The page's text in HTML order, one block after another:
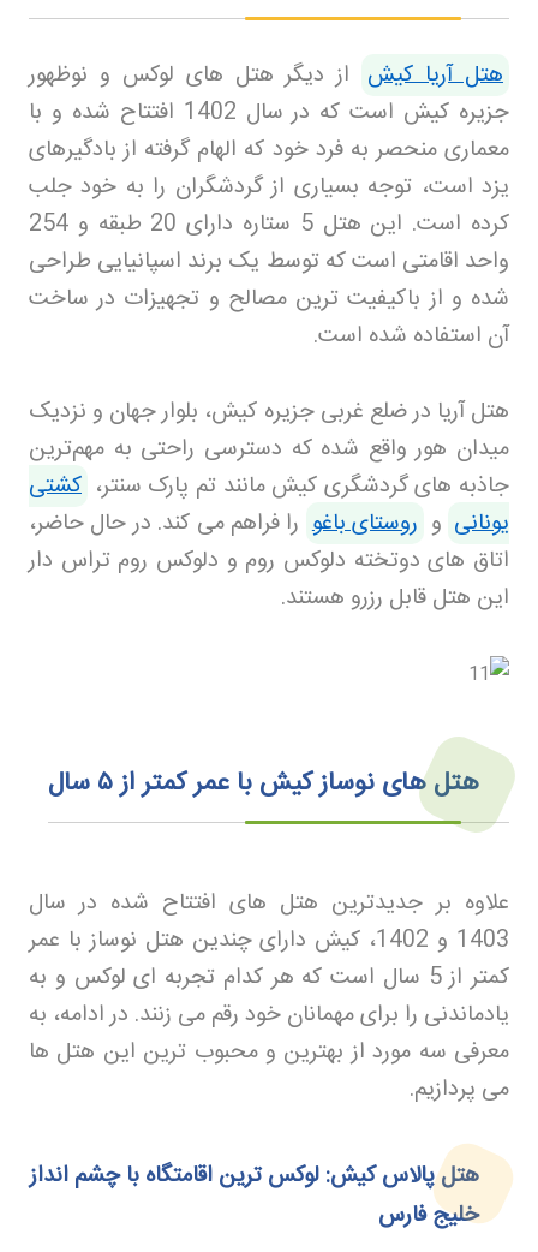
هتل آریا کیش از دیگر هتل‌ های لوکس و نوظهور
جزیره کیش است که در سال 1402 افتتاح شده و با
معماری منحصر به‌ فرد خود که الهام گرفته از بادگیرهای
یزد است، توجه بسیاری از گردشگران را به خود جلب
کرده است. این هتل 5 ستاره دارای 20 طبقه و 254
واحد اقامتی است که توسط یک برند اسپانیایی طراحی
شده و از باکیفیت‌ ترین مصالح و تجهیزات در ساخت
آن استفاده شده است.
هتل آریا در ضلع غربی جزیره کیش، بلوار جهان و نزدیک
میدان هور واقع شده که دسترسی راحتی به مهم‌ترین
جاذبه‌ های گردشگری کیش مانند تم پارک سنتر، کشتی
یونانی و روستای باغو را فراهم می‌ کند. در حال حاضر،
اتاق‌ های دوتخته دلوکس روم و دلوکس روم تراس‌ دار
این هتل قابل رزرو هستند.
هتل‌ های نوساز کیش با عمر کمتر از۵سال
علاوه بر جدیدترین هتل‌ های افتتاح شده در سال
1403 و 1402، کیش دارای چندین هتل نوساز با عمر
کمتر از 5 سال است که هر کدام تجربه‌ ای لوکس و به
یادماندنی را برای مهمانان خود رقم می‌ زنند. در ادامه، به
معرفی سه مورد از بهترین و محبوب‌ ترین این هتل‌ ها
می‌ پردازیم.
هتل پالاس کیش: لوکس‌ ترین اقامتگاه با چشم‌ انداز
خلیج فارس